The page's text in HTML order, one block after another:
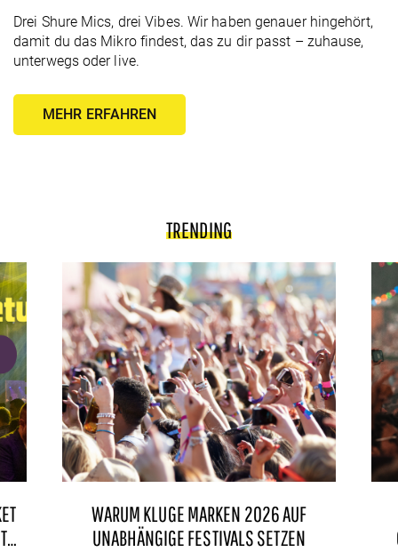
Drei Shure Mics, drei Vibes. Wir haben genauer hingehört,
damit du das Mikro findest, das zu dir passt – zuhause,
unterwegs oder live.
MEHR ERFAHREN
TRENDING
WARUM KLUGE MARKEN 2026 AUF
UNABHÄNGIGE FESTIVALS SETZEN